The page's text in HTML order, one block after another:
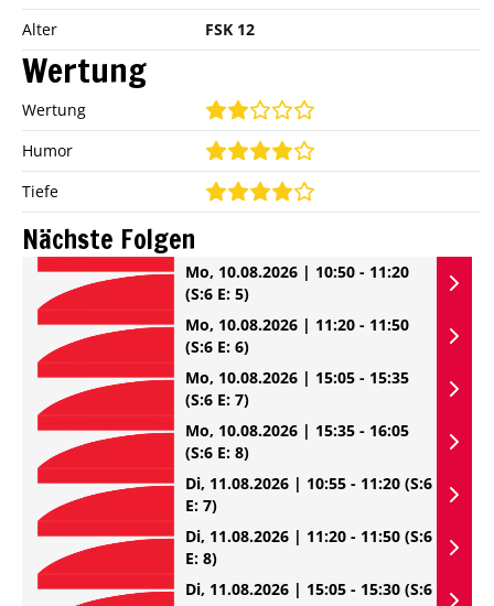
Alter
FSK 12
Wertung
Wertung
Humor
Tiefe
Nächste Folgen
Mo, 10.08.2026 | 10:50 - 11:20
(S:6 E: 5)
Mo, 10.08.2026 | 11:20 - 11:50
(S:6 E: 6)
Mo, 10.08.2026 | 15:05 - 15:35
(S:6 E: 7)
Mo, 10.08.2026 | 15:35 - 16:05
(S:6 E: 8)
Di, 11.08.2026 | 10:55 - 11:20 (S:6
E: 7)
Di, 11.08.2026 | 11:20 - 11:50 (S:6
E: 8)
Di, 11.08.2026 | 15:05 - 15:30 (S:6